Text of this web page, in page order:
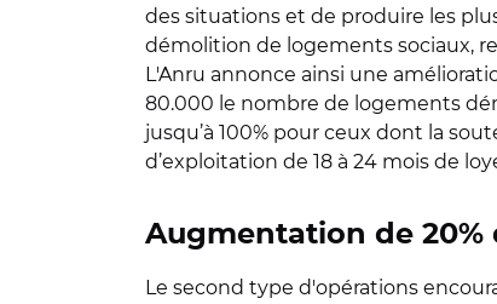
des situations et de produire les
démolition de logements sociaux,
L'Anru annonce ainsi une
80.000 le nombre de logements
jusqu’à 100% pour ceux dont la
d’exploitation de 18 à 24 mois de
Augmentation de
Le second type d'opérations